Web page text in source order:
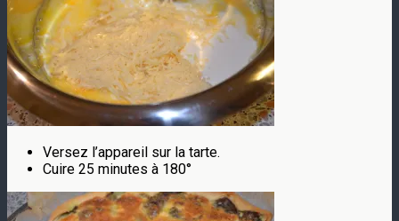
Versez l’appareil sur la tarte.
Cuire 25 minutes à 180°